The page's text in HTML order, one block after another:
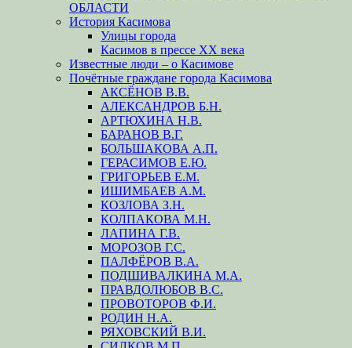
ОБЛАСТИ
История Касимова
Улицы города
Касимов в прессе XX века
Известные люди – о Касимове
Почётные граждане города Касимова
АКСЁНОВ В.В.
АЛЕКСАНДРОВ Б.Н.
АРТЮХИНА Н.В.
БАРАНОВ В.Г.
БОЛЬШАКОВА А.П.
ГЕРАСИМОВ Е.Ю.
ГРИГОРЬЕВ Е.М.
ИШИМБАЕВ А.М.
КОЗЛОВА З.Н.
КОЛПАКОВА М.Н.
ЛАПИНА Г.В.
МОРОЗОВ Г.С.
ПАЛФЁРОВ В.А.
ПОДШИВАЛКИНА М.А.
ПРАВДОЛЮБОВ В.С.
ПРОВОТОРОВ Ф.И.
РОДИН Н.А.
РЯХОВСКИЙ В.И.